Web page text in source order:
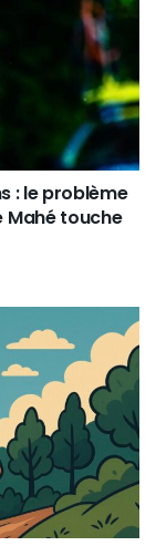
: le problème
Mahé touche